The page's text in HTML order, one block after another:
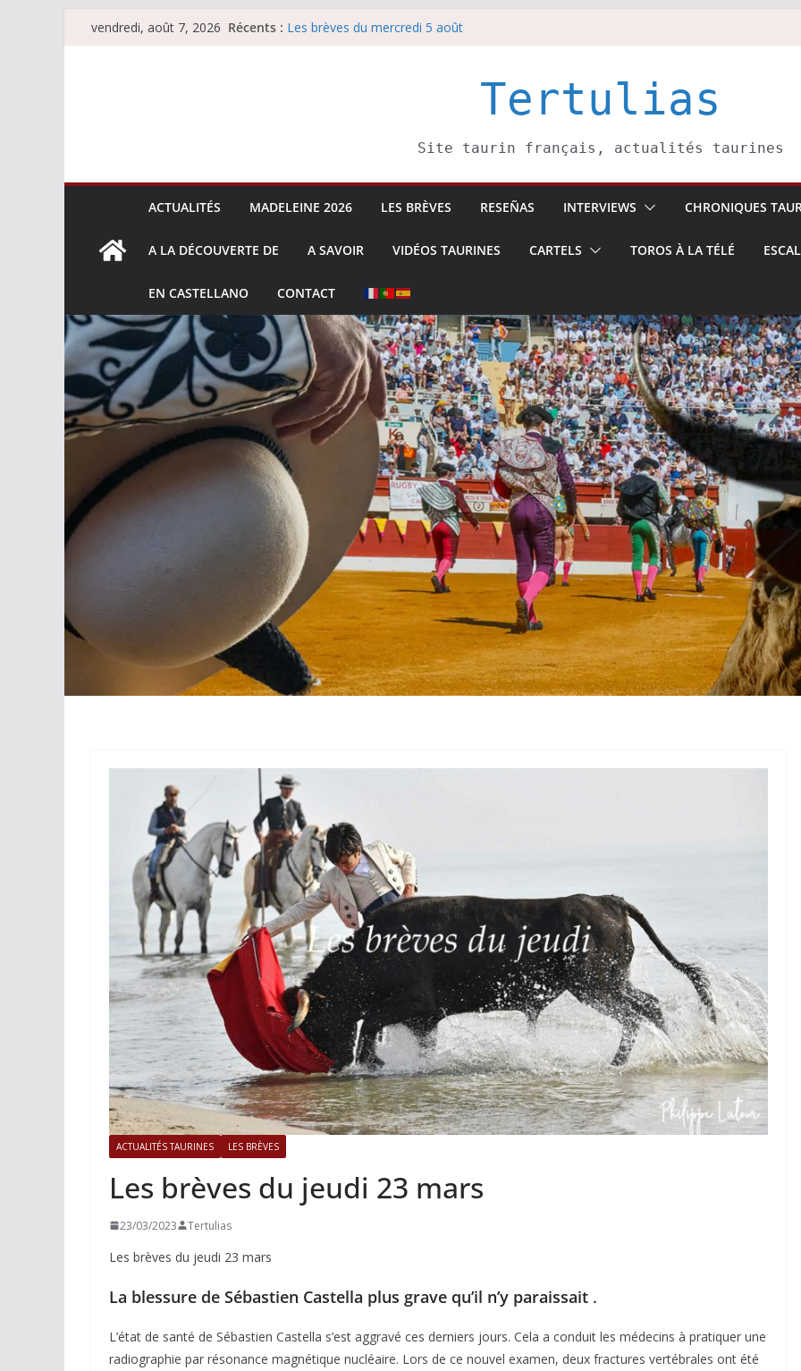
Passervendredi, août 7, 2026 Récents : Les brèves du mercredi 5 août
Tertulias
Site taurin français, actualités taurines
ACTUALITÉS MADELEINE 2026 LES BRÈVES RESEÑAS INTERVIEWS CHRONIQUES
A LA DÉCOUVERTE DE A SAVOIR VIDÉOS TAURINES CARTELS TOROS À LA TÉLÉ
EN CASTELLANO CONTACT
ACTUALITÉS TAURINES LES BRÈVES
Les brèves du jeudi 23 mars
23/03/2023 Tertulias
Les brèves du jeudi 23 mars
La blessure de Sébastien Castella plus grave qu’il n’y paraissait .
L’état de santé de Sébastien Castella s’est aggravé ces derniers jours. Cela a conduit les médecins à pratiquer une
radiographie par résonance magnétique nucléaire. Lors de ce nouvel examen, deux fractures vertébrales ont été
ACTUALITÉS TAURINES PHOTOS TAURINES 2026
Istres, l’ouverture en
photos
19/06/2026 Tertulias
Bayonne, la corrida des
fêtes en photos
17/07/2026 Tertulias